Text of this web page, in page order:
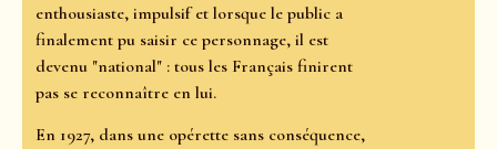
enthousiaste, impulsif et lorsque le public a
finalement pu saisir ce personnage, il est
devenu "national" : tous les Français finirent
pas se reconnaître en lui.
En 1927, dans une opérette sans conséquence,